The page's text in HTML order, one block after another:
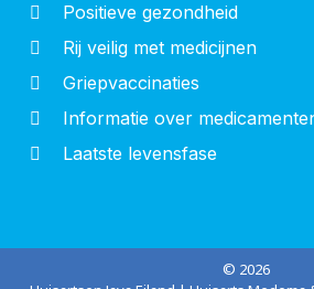
Positieve gezondheid
Rij veilig met medicijnen
Griepvaccinaties
Informatie over
Laatste levensfase
© 2026